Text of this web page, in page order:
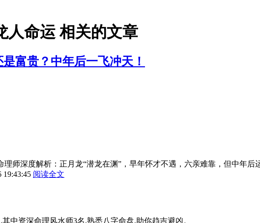
人命运 相关的文章
富贵？中年后一飞冲天！
师深度解析：正月龙“潜龙在渊”，早年怀才不遇，六亲难靠，但中年
19:43:45 阅读全文
中资深命理风水师3名,熟悉八字命盘,助你趋吉避凶。